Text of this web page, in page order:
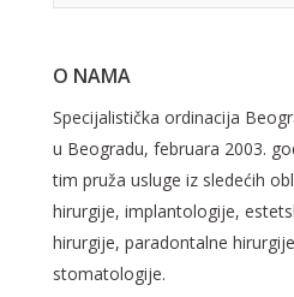
O NAMA
Specijalistička ordinacija
u Beogradu, februara 2003.
tim pruža usluge iz sledećih
hirurgije, implantologije,
hirurgije, paradontalne
stomatologije.